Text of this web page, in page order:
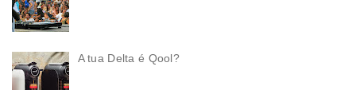
A tua Delta é Qool?